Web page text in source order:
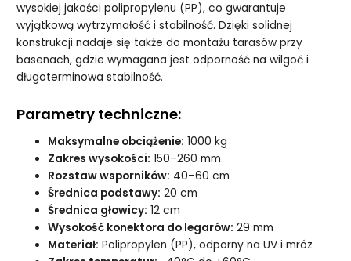
wysokiej jakości polipropylenu (PP), co gwarantuje
wyjątkową wytrzymałość i stabilność. Dzięki solidnej
konstrukcji nadaje się także do montażu tarasów przy
basenach, gdzie wymagana jest odporność na wilgoć i
długoterminowa stabilność.
Parametry techniczne:
Maksymalne obciążenie: 1000 kg
Zakres wysokości: 150–260 mm
Rozstaw wsporników: 40–60 cm
Średnica podstawy: 20 cm
Średnica głowicy: 12 cm
Wysokość konektora do legarów: 29 mm
Materiał: Polipropylen (PP), odporny na UV i mróz